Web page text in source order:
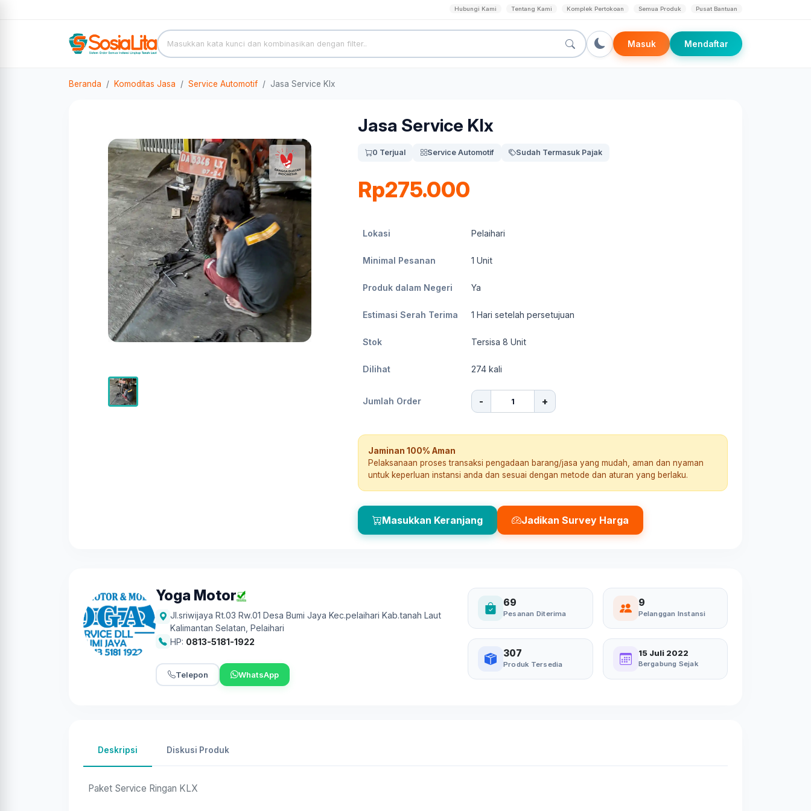
Hubungi Kami Tentang Kami Komplek Pertokoan Semua Produk Pusat Bantuan
Masuk Mendaftar
Beranda Komoditas Jasa Service Automotif Jasa Service Klx
Jasa Service Klx
0 Terjual Service Automotif Sudah Termasuk Pajak
Rp275.000
Lokasi Pelaihari
Minimal Pesanan 1 Unit
Produk dalam Negeri Ya
Estimasi Serah Terima 1 Hari setelah persetujuan
Stok Tersisa 8 Unit
Dilihat 274 kali
Jumlah Order - +
Jaminan 100% Aman
Pelaksanaan proses transaksi pengadaan barang/jasa yang mudah, aman dan nyaman
untuk keperluan instansi anda dan sesuai dengan metode dan aturan yang berlaku.
Masukkan Keranjang Jadikan Survey Harga
Yoga Motor
Jl.sriwijaya Rt.03 Rw.01 Desa Bumi Jaya Kec.pelaihari Kab.tanah Laut
Kalimantan Selatan Pelaihari
HP: 0813-5181-1922
Telepon WhatsApp
69
Pesanan Diterima
9
Pelanggan Instansi
307
Produk Tersedia
15 Juli 2022
Bergabung Sejak
Deskripsi Diskusi Produk
Paket Service Ringan KLX